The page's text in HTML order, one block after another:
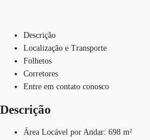
Descrição
Localização e Transporte
Folhetos
Corretores
Entre em contato conosco
Descrição
Área Locável por Andar: 698 m²